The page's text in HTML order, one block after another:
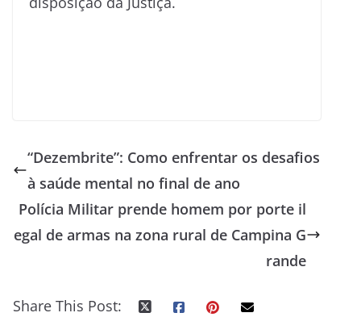
“Dezembrite”: Como enfrentar os desafios
à saúde mental no final de ano
Polícia Militar prende homem por porte il
egal de armas na zona rural de Campina G
rande
Share This Post: